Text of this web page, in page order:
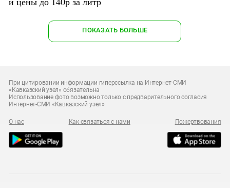
ПОКАЗАТЬ БОЛЬШЕ
При цитировании информации гиперссылка на Интернет-СМИ
«Кавказский узел» обязательна
Использование фото возможно только с предварительного согласия
Интернет-СМИ «Кавказский узел»
О нас Как связаться с нами Пожертвования